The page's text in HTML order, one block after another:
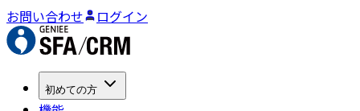
お問い合わせ ログイン
初めての方